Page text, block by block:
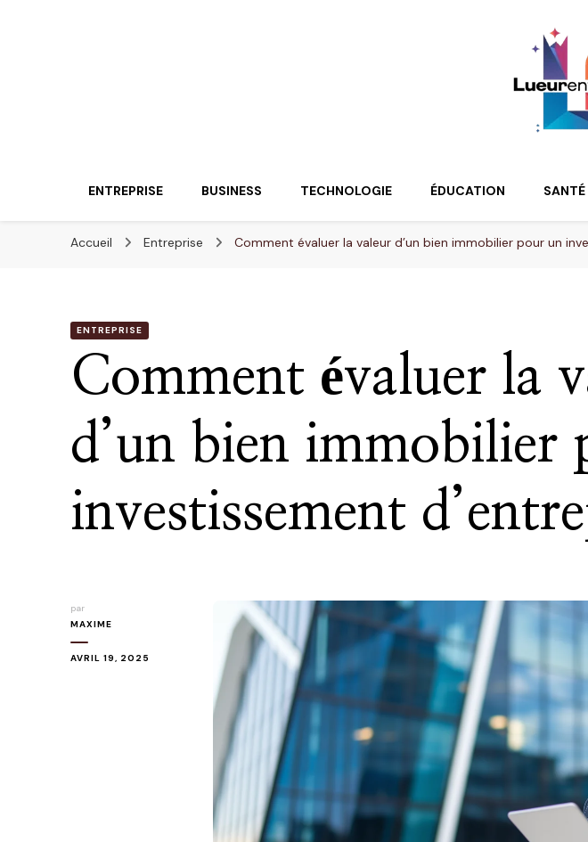
ENTREPRISE BUSINESS TECHNOLOGIE ÉDUCATION SANTÉ
Accueil Entreprise Comment évaluer la valeur d’un bien immobilier pour un
ENTREPRISE
Comment évaluer la
d’un bien immobilier
investissement
par
MAXIME
AVRIL 19, 2025